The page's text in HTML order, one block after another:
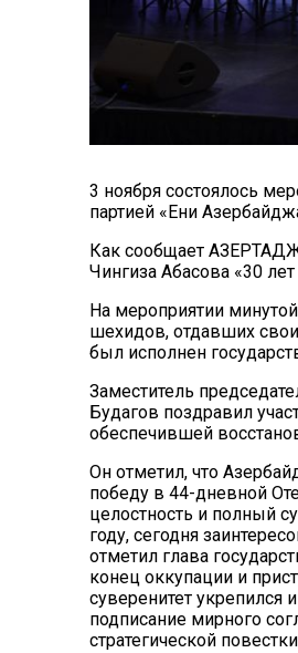
3 ноября состоялось
партией «Ени
Как сообщает
Чингиза Абасова «30
На мероприятии
шехидов, отдавших
был исполнен
Заместитель
Будагов поздравил
обеспечившей
Он отметил, что
победу в 44-дневной
целостность и полный
году, сегодня
отметил глава
конец оккупации и
суверенитет укрепился
подписание мирного
стратегической